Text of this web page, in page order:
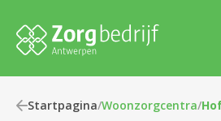
Startpagina/Woonzorgcentra/